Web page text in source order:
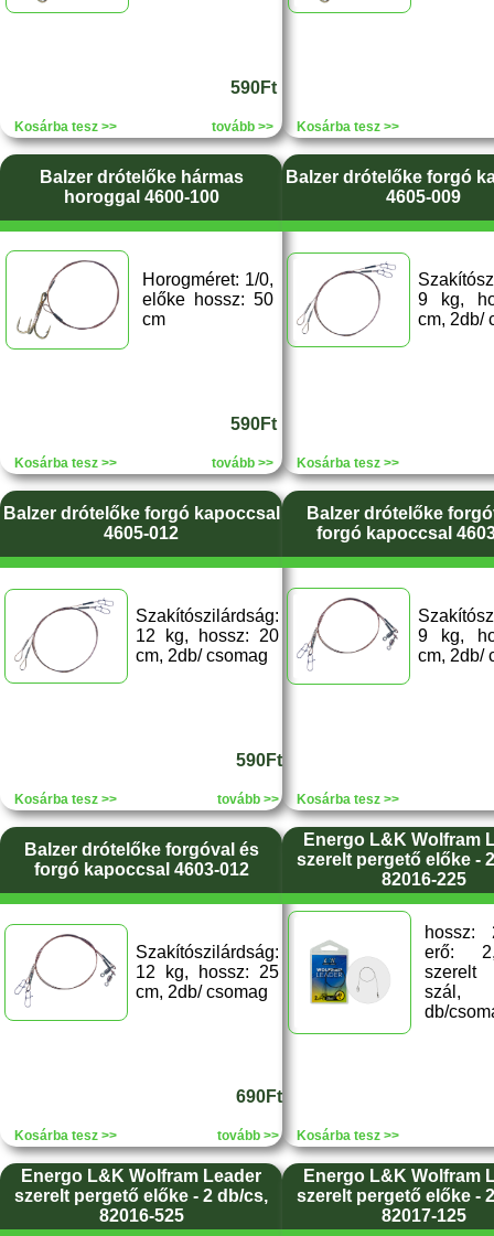
590Ft
Kosárba tesz >> tovább >> Kosárba tesz >>
Balzer drótelőke hármas
horoggal 4600-100
Horogméret: 1/0,
előke hossz: 50
cm
590Ft
Kosárba tesz >> tovább >>
Balzer drótelőke forgó
4605-009
9 kg,
cm, 2db/
Kosárba tesz >>
Balzer drótelőke forgó kapoccsal
4605-012
Szakítószilárdság:
12 kg, hossz: 20
cm, 2db/ csomag
590Ft
Kosárba tesz >> tovább >>
Balzer drótelőke
forgó kapoccsal
9 kg,
cm, 2db/
Kosárba tesz >>
Balzer drótelőke forgóval és
forgó kapoccsal 4603-012
Szakítószilárdság:
12 kg, hossz: 25
cm, 2db/ csomag
690Ft
Kosárba tesz >> tovább >>
Energo L&K Wolfram
szerelt pergető előke -
82016-225
hossz:
erő:
szerelt
db/
Kosárba tesz >>
Energo L&K Wolfram Leader
szerelt pergető előke - 2 db/cs,
82016-525
Energo L&K Wolfram
szerelt pergető előke -
82017-125